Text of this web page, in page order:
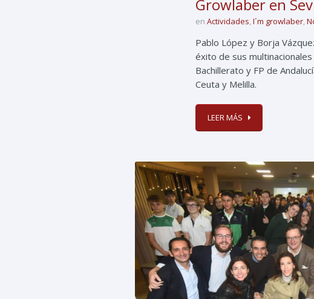
Growlaber en
enActividades ,I´m growlaber ,
Pablo López y Borja
éxito de sus multinacionales
Bachillerato y FP de
Ceuta y Melilla.
LEER MÁS